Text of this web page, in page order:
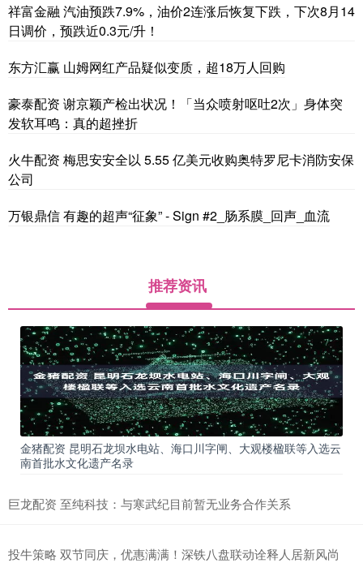
祥富金融 汽油预跌7.9%，油价2连涨后恢复下跌，下次8月14
日调价，预跌近0.3元/升！
东方汇赢 山姆网红产品疑似变质，超18万人回购
豪泰配资 谢京颖产检出状况！「当众喷射呕吐2次」身体突
发软耳鸣：真的超挫折
火牛配资 梅思安安全以 5.55 亿美元收购奥特罗尼卡消防安保
公司
万银鼎信 有趣的超声“征象” - Sign #2_肠系膜_回声_血流
推荐资讯
金猪配资 昆明石龙坝水电站、海口川字闸、大观楼楹联等入选云
南首批水文化遗产名录
巨龙配资 至纯科技：与寒武纪目前暂无业务合作关系
投牛策略 双节同庆，优惠满满！深铁八盘联动诠释人居新风尚